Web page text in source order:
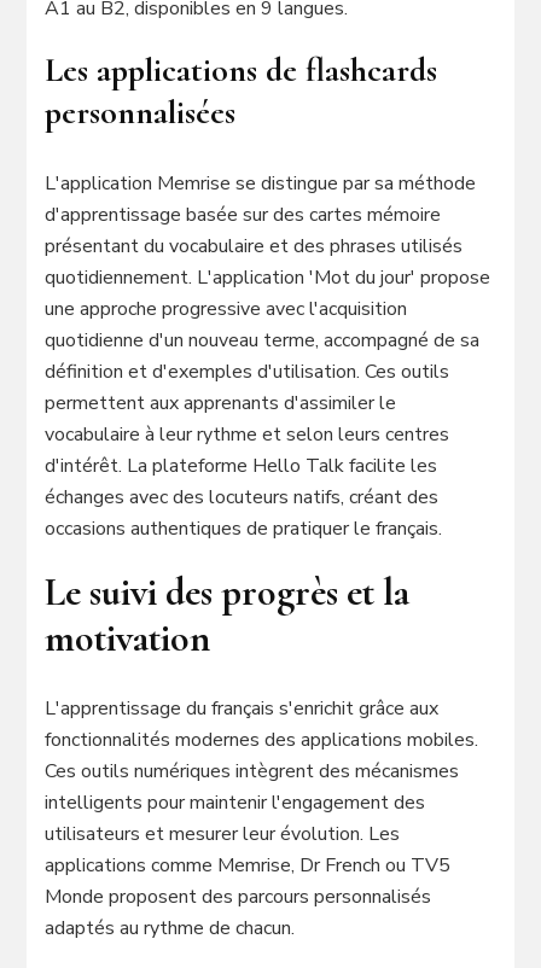
A1 au B2, disponibles en 9 langues.
Les applications de flashcards
personnalisées
L'application Memrise se distingue par sa méthode
d'apprentissage basée sur des cartes mémoire
présentant du vocabulaire et des phrases utilisés
quotidiennement. L'application 'Mot du jour' propose
une approche progressive avec l'acquisition
quotidienne d'un nouveau terme, accompagné de sa
définition et d'exemples d'utilisation. Ces outils
permettent aux apprenants d'assimiler le
vocabulaire à leur rythme et selon leurs centres
d'intérêt. La plateforme Hello Talk facilite les
échanges avec des locuteurs natifs, créant des
occasions authentiques de pratiquer le français.
Le suivi des progrès et la
motivation
L'apprentissage du français s'enrichit grâce aux
fonctionnalités modernes des applications mobiles.
Ces outils numériques intègrent des mécanismes
intelligents pour maintenir l'engagement des
utilisateurs et mesurer leur évolution. Les
applications comme Memrise, Dr French ou TV5
Monde proposent des parcours personnalisés
adaptés au rythme de chacun.